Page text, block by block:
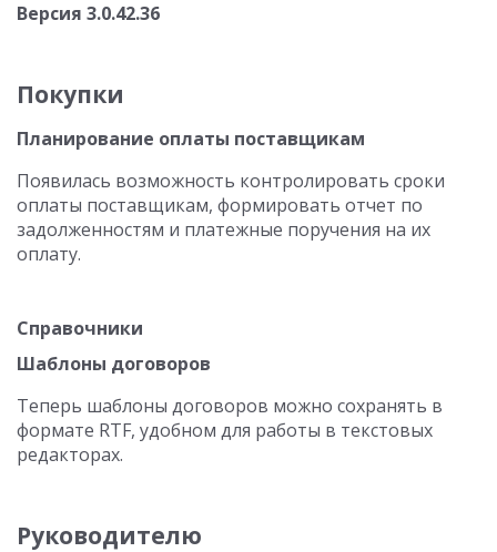
Версия 3.0.42.36
Покупки
Планирование оплаты поставщикам
Появилась возможность контролировать сроки
оплаты поставщикам, формировать отчет по
задолженностям и платежные поручения на их
оплату.
Справочники
Шаблоны договоров
Теперь шаблоны договоров можно сохранять в
формате RTF, удобном для работы в текстовых
редакторах.
Руководителю